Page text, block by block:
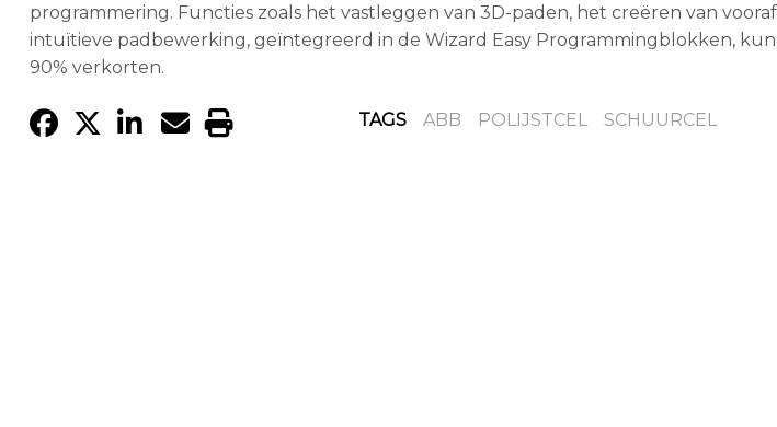
programmering. Functies zoals het vastleggen van 3D-paden, het creëren van
intuïtieve padbewerking, geïntegreerd in de Wizard Easy Programmingblokken,
90% verkorten.
TAGS ABB POLIJSTCEL SCHUURCEL